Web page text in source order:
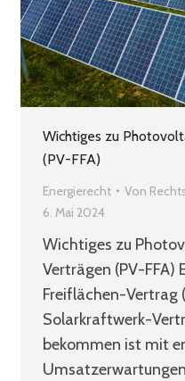
Wichtiges zu
(PV-FFA)
Energierecht Von
6. Mai 2024
Wichtiges zu
Verträgen (PV-FFA)
Freiflächen-Vertrag
Solarkraftwerk-
bekommen ist mit